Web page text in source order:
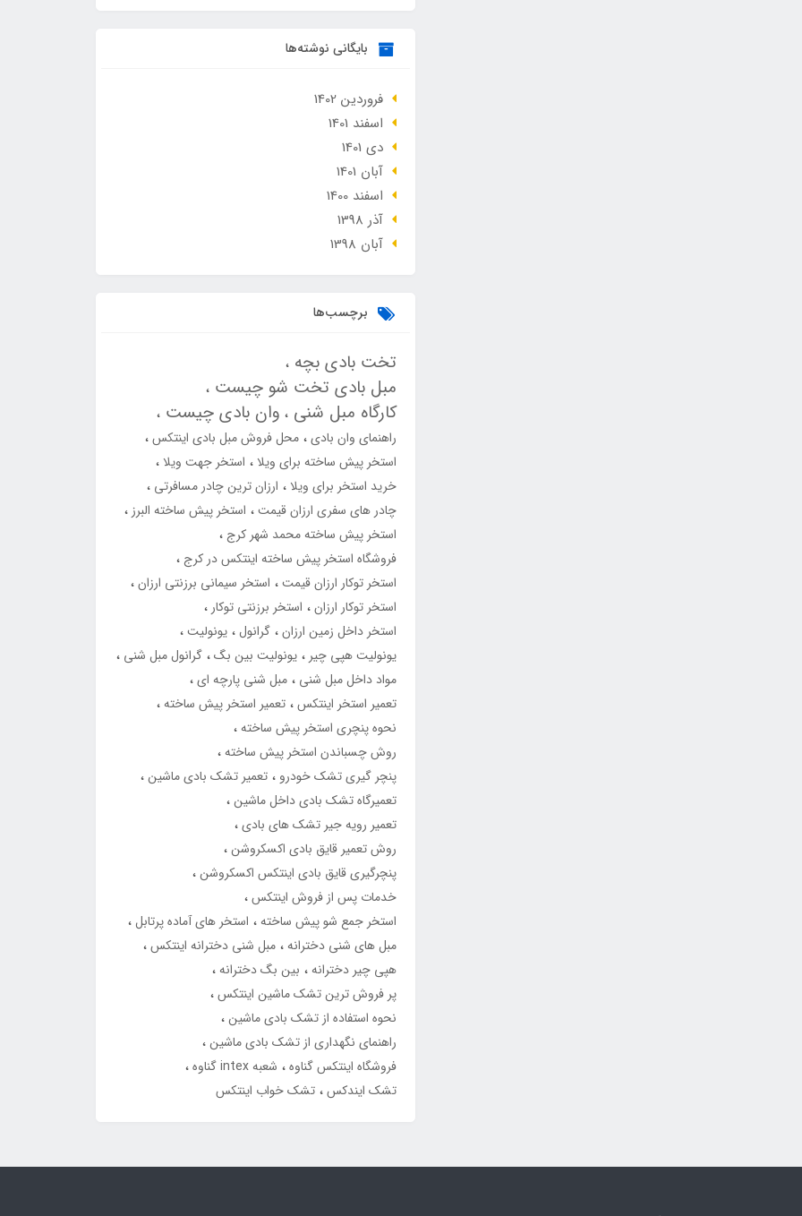
بایگانی نوشته‌ها
فروردین 1402
اسفند 1401
دی 1401
آبان 1401
اسفند 1400
آذر 1398
آبان 1398
برچسب‌ها
تخت بادی بچه
مبل بادی تخت شو چیست
کارگاه مبل شنی وان بادی چیست
راهنمای وان بادی محل فروش مبل بادی اینتکس
استخر پیش ساخته برای ویلا استخر جهت ویلا
خرید استخر برای ویلا ارزان ترین چادر مسافرتی
چادر های سفری ارزان قیمت استخر پیش ساخته البرز
استخر پیش ساخته محمد شهر کرج
فروشگاه استخر پیش ساخته اینتکس در کرج
استخر توکار ارزان قیمت استخر سیمانی برزنتی ارزان
استخر توکار ارزان استخر برزنتی توکار
استخر داخل زمین ارزان گرانول یونولیت
یونولیت هپی چیر یونولیت بین بگ گرانول مبل شنی
مواد داخل مبل شنی مبل شنی پارچه ای
تعمیر استخر اینتکس تعمیر استخر پیش ساخته
نحوه پنچری استخر پیش ساخته
روش چسباندن استخر پیش ساخته
پنچر گیری تشک خودرو تعمیر تشک بادی ماشین
تعمیرگاه تشک بادی داخل ماشین
تعمیر رویه جیر تشک های بادی
روش تعمیر قایق بادی اکسکروشن
پنچرگیری قایق بادی اینتکس اکسکروشن
خدمات پس از فروش اینتکس
استخر جمع شو پیش ساخته استخر های آماده پرتابل
مبل های شنی دخترانه مبل شنی دخترانه اینتکس
هپی چیر دخترانه بین بگ دخترانه
پر فروش ترین تشک ماشین اینتکس
نحوه استفاده از تشک بادی ماشین
راهنمای نگهداری از تشک بادی ماشین
فروشگاه اینتکس گناوه شعبه intex گناوه
تشک ایندکس تشک خواب اینتکس